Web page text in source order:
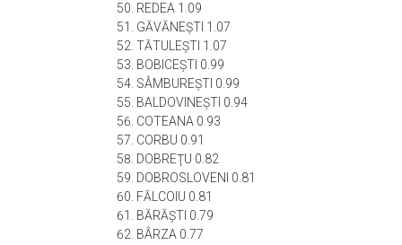
REDEA 1.09
GĂVĂNEŞTI 1.07
TĂTULEŞTI 1.07
BOBICEŞTI 0.99
SÂMBUREŞTI 0.99
BALDOVINEŞTI 0.94
COTEANA 0.93
CORBU 0.91
DOBREŢU 0.82
DOBROSLOVENI 0.81
FĂLCOIU 0.81
BĂRĂŞTI 0.79
BÂRZA 0.77